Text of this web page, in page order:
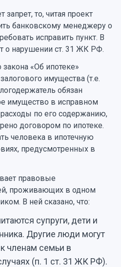
то, читая проект
банковскому менеджеру о
исправить пункт. В
о нарушении ст. 31 ЖК РФ.
«Об ипотеке»
имущества (т.е.
обязан
имущество в исправном
расходы по его содержанию,
договором по ипотеке.
человека в ипотечную
предусмотренных в
правовые
проживающих в одном
В ней сказано, что:
супруги, дети и
Другие люди могут
членам семьи в
(п. 1 ст. 31 ЖК РФ).